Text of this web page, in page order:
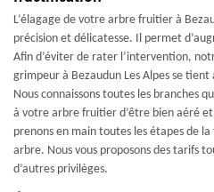
L’élagage de votre arbre fruitier à
précision et délicatesse. Il permet
Afin d’éviter de rater l’intervention,
grimpeur à Bezaudun Les Alpes se
Nous connaissons toutes les branches
à votre arbre fruitier d’être bien aéré
prenons en main toutes les étapes de
arbre. Nous vous proposons des tarifs
d’autres privilèges.